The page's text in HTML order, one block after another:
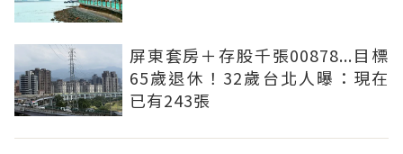
屏東套房＋存股千張00878...目標
65歲退休！32歲台北人曝：現在
已有243張